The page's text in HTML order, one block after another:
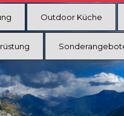
Outdoor Küche